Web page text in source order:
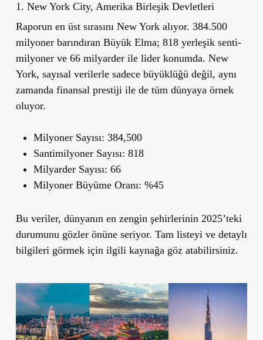
1. New York City, Amerika Birleşik Devletleri
Raporun en üst sırasını New York alıyor. 384.500
milyoner barındıran Büyük Elma; 818 yerleşik senti-
milyoner ve 66 milyarder ile lider konumda. New
York, sayısal verilerle sadece büyüklüğü değil, aynı
zamanda finansal prestiji ile de tüm dünyaya örnek
oluyor.
Milyoner Sayısı: 384,500
Santimilyoner Sayısı: 818
Milyarder Sayısı: 66
Milyoner Büyüme Oranı: %45
Bu veriler, dünyanın en zengin şehirlerinin 2025’teki
durumunu gözler önüne seriyor. Tam listeyi ve detaylı
bilgileri görmek için ilgili kaynağa göz atabilirsiniz.